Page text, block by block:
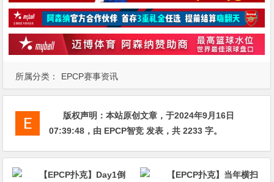
所属分类： EPCP赛事资讯
版权声明：本站原创文章，于2024年9月16日
07:39:48 ，由 EPCP智竞 发表，共 2233 字。